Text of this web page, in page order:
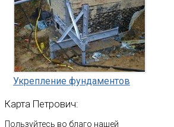
Укрепление фундаментов
Карта Петрович:
Пользуйтесь во благо нашей